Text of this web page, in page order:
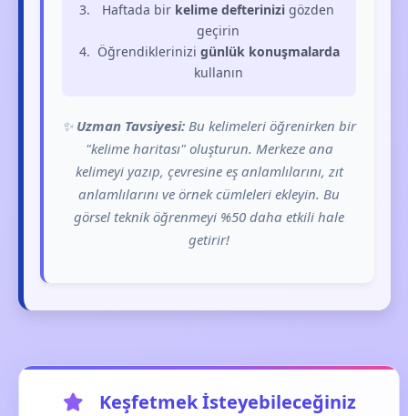
Haftada bir kelime defterinizi gözden
geçirin
Öğrendiklerinizi günlük konuşmalarda
kullanın
✨ Uzman Tavsiyesi: Bu kelimeleri öğrenirken bir
"kelime haritası" oluşturun. Merkeze ana
kelimeyi yazıp, çevresine eş anlamlılarını, zıt
anlamlılarını ve örnek cümleleri ekleyin. Bu
görsel teknik öğrenmeyi %50 daha etkili hale
getirir!
Keşfetmek İsteyebileceğiniz